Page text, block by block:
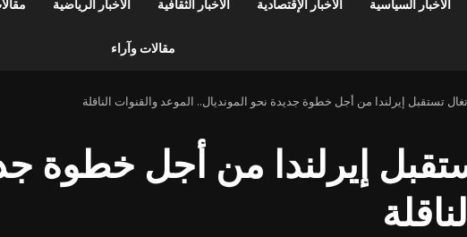
الأخبار السياسية الأخبار الإقتصادية الأخبار الثقافية الأخبار الرياضية
مقالات وآراء
تستقبل إيرلندا من أجل خطوة جديدة نحو المونديال.. الموعد والقنوات الناقلة
إيرلندا من أجل خطوة